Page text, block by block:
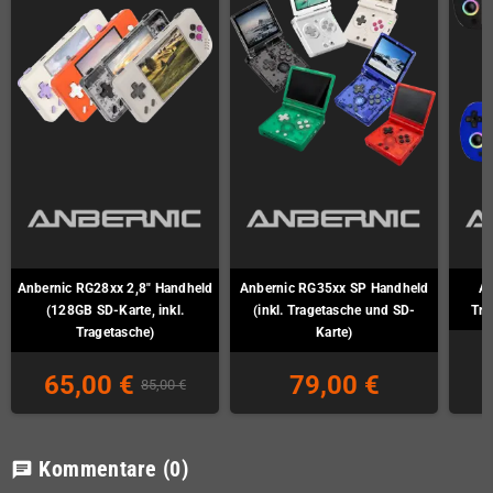
Anbernic RG28xx 2,8" Handheld
(128GB SD-Karte, inkl.
Tragetasche)
65,00 € 85,00 €
Anbernic RG35xx SP Handheld
(inkl. Tragetasche und SD-
Karte)
79,00 €
chat Kommentare (0)